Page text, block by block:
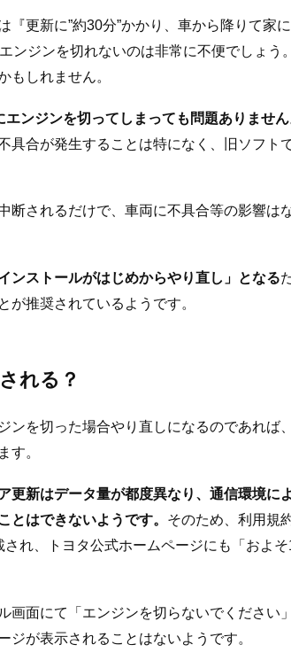
『更新に”約30分”かかり、車から降りて家
ンジンを切れないのは非常に不便でしょう
もしれません。
エンジンを切ってしまっても問題ありません
具合が発生することは特になく、旧ソフト
断されるだけで、車両に不具合等の影響は
ンストールがはじめからやり直し」となる
が推奨されているようです。
れる？
ンを切った場合やり直しになるのであれば
す。
更新はデータ量が都度異なり、通信環境に
とはできないようです。 そのため、利用規
れ、トヨタ公式ホームページにも「およ
画面にて「エンジンを切らないでください
が表示されることはないようです。